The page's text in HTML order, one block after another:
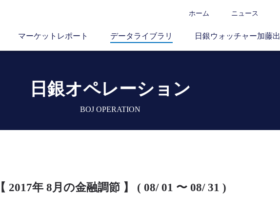
ホーム ニュース
マーケットレポート データライブラリ 日銀ウォッチャー加藤出
日銀オペレーション
BOJ OPERATION
【 2017年 8月の金融調節 】 ( 08/ 01 〜 08/ 31 )